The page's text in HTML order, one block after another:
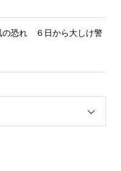
恐れ ６日から大しけ警